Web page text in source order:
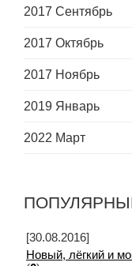
2017 Сентябрь
2017 Октябрь
2017 Ноябрь
2019 Январь
2022 Март
[30.08.2016]
Новый, лёгкий и